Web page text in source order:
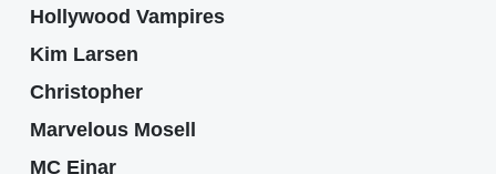
Hollywood Vampires
Kim Larsen
Christopher
Marvelous Mosell
MC Einar